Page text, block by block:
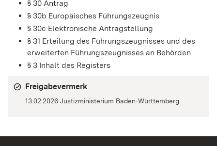
§ 30 Antrag
§ 30b Europäisches Führungszeugnis
§ 30c Elektronische Antragstellung
§ 31 Erteilung des Führungszeugnisses und des
erweiterten Führungszeugnisses an Behörden
§ 3 Inhalt des Registers
Freigabevermerk
13.02.2026 Justizministerium Baden-Württemberg